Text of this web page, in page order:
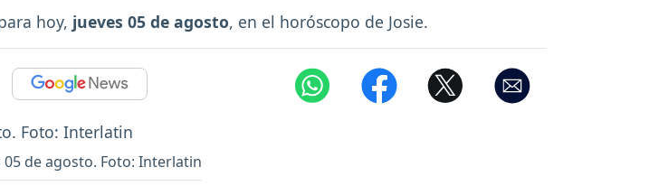
hoy, jueves 05 de agosto, en el horóscopo de Josie.
05 de agosto. Foto: Interlatin